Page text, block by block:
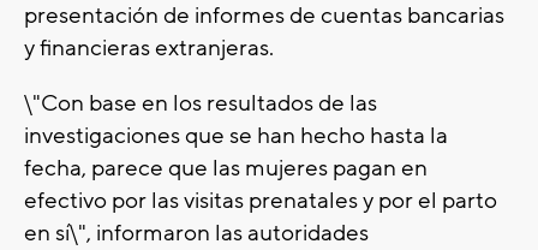
presentación de informes de cuentas bancarias
y financieras extranjeras.
\"Con base en los resultados de las
investigaciones que se han hecho hasta la
fecha, parece que las mujeres pagan en
efectivo por las visitas prenatales y por el parto
en sí\", informaron las autoridades